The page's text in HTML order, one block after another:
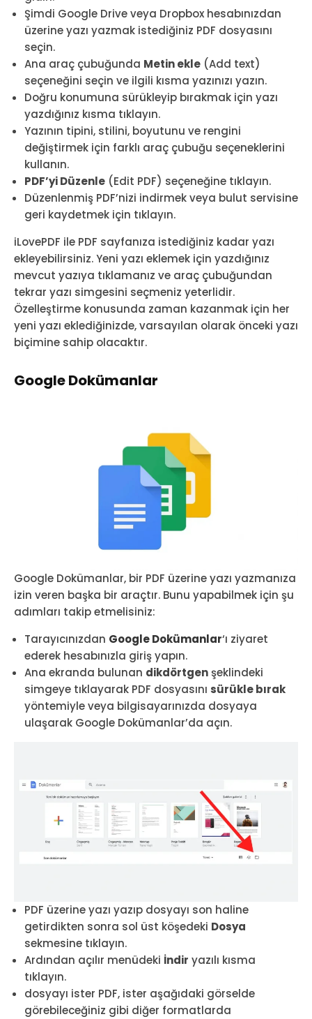
Şimdi Google Drive veya Dropbox hesabınızdan
üzerine yazı yazmak istediğiniz PDF dosyasını
seçin.
Ana araç çubuğunda Metin ekle (Add text)
seçeneğini seçin ve ilgili kısma yazınızı yazın.
Doğru konumuna sürükleyip bırakmak için yazı
yazdığınız kısma tıklayın.
Yazının tipini, stilini, boyutunu ve rengini
değiştirmek için farklı araç çubuğu seçeneklerini
kullanın.
PDF’yi Düzenle (Edit PDF) seçeneğine tıklayın.
Düzenlenmiş PDF’nizi indirmek veya bulut servisine
geri kaydetmek için tıklayın.
iLovePDF ile PDF sayfanıza istediğiniz kadar yazı
ekleyebilirsiniz. Yeni yazı eklemek için yazdığınız
mevcut yazıya tıklamanız ve araç çubuğundan
tekrar yazı simgesini seçmeniz yeterlidir.
Özelleştirme konusunda zaman kazanmak için her
yeni yazı eklediğinizde, varsayılan olarak önceki yazı
biçimine sahip olacaktır.
Google Dokümanlar
Google Dokümanlar, bir PDF üzerine yazı yazmanıza
izin veren başka bir araçtır. Bunu yapabilmek için şu
adımları takip etmelisiniz:
Tarayıcınızdan Google Dokümanlar‘ı ziyaret
ederek hesabınızla giriş yapın.
Ana ekranda bulunan dikdörtgenşeklindeki
simgeye tıklayarak PDF dosyasını sürükle bırak
yöntemiyle veya bilgisayarınızda dosyaya
ulaşarak Google Dokümanlar’da açın.
PDF üzerine yazı yazıp dosyayı son haline
getirdikten sonra sol üst köşedeki Dosya
sekmesine tıklayın.
Ardından açılır menüdeki İndir yazılı kısma
tıklayın.
dosyayı ister PDF, ister aşağıdaki görselde
görebileceğiniz gibi diğer formatlarda